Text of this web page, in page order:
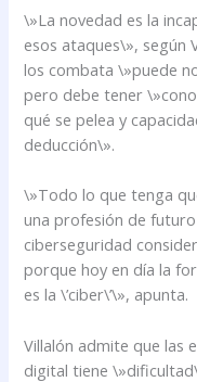
\»La novedad es la
esos ataques\», según
los combata \»puede
pero debe tener
qué se pelea y
deducción\».
\»Todo lo que tenga
una profesión de
ciberseguridad
porque hoy en día la
es la \’ciber\’\», apunta.
Villalón admite que las
digital tiene